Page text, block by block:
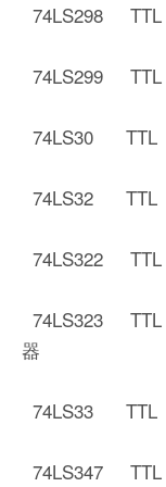
74LS298
74LS299 TTL
74LS30 TTL
74LS32 TTL
74LS322 TTL
74LS323 TTL
器
74LS33 TTL
74LS347